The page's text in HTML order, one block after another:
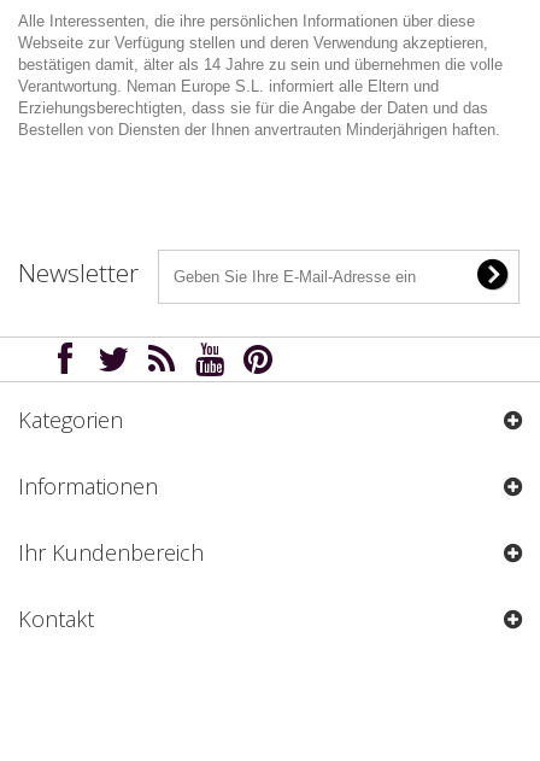
Alle Interessenten, die ihre persönlichen Informationen über diese
Webseite zur Verfügung stellen und deren Verwendung akzeptieren,
bestätigen damit, älter als 14 Jahre zu sein und übernehmen die volle
Verantwortung. Neman Europe S.L. informiert alle Eltern und
Erziehungsberechtigten, dass sie für die Angabe der Daten und das
Bestellen von Diensten der Ihnen anvertrauten Minderjährigen haften.
Newsletter
Kategorien
Informationen
Ihr Kundenbereich
Kontakt